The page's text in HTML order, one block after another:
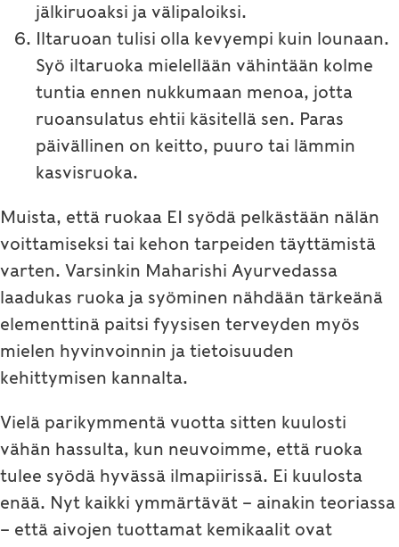
jälkiruoaksi ja välipaloiksi.
Iltaruoan tulisi olla kevyempi kuin lounaan.
Syö iltaruoka mielellään vähintään kolme
tuntia ennen nukkumaan menoa, jotta
ruoansulatus ehtii käsitellä sen. Paras
päivällinen on keitto, puuro tai lämmin
kasvisruoka.
Muista, että ruokaa EI syödä pelkästään nälän
voittamiseksi tai kehon tarpeiden täyttämistä
varten. Varsinkin Maharishi Ayurvedassa
laadukas ruoka ja syöminen nähdään tärkeänä
elementtinä paitsi fyysisen terveyden myös
mielen hyvinvoinnin ja tietoisuuden
kehittymisen kannalta.
Vielä parikymmentä vuotta sitten kuulosti
vähän hassulta, kun neuvoimme, että ruoka
tulee syödä hyvässä ilmapiirissä. Ei kuulosta
enää. Nyt kaikki ymmärtävät – ainakin teoriassa
– että aivojen tuottamat kemikaalit ovat